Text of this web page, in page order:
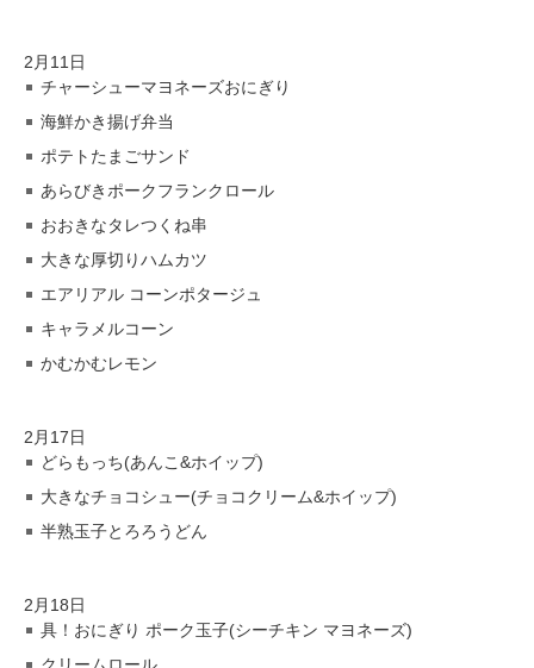
2月11日
チャーシューマヨネーズおにぎり
海鮮かき揚げ弁当
ポテトたまごサンド
あらびきポークフランクロール
おおきなタレつくね串
大きな厚切りハムカツ
エアリアル コーンポタージュ
キャラメルコーン
かむかむレモン
2月17日
どらもっち(あんこ&ホイップ)
大きなチョコシュー(チョコクリーム&ホイップ)
半熟玉子とろろうどん
2月18日
具！おにぎり ポーク玉子(シーチキン マヨネーズ)